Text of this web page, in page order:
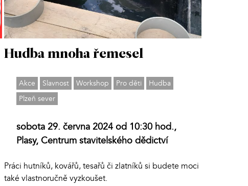
Hudba mnoha řemesel
Akce Slavnost Workshop Pro děti
Hudba
Plzeň sever
sobota 29. června 2024 od 10:30 hod.,
Plasy, Centrum stavitelského dědictví
Práci hutníků, kovářů, tesařů či zlatníků si budete moci
také vlastnoručně vyzkoušet.